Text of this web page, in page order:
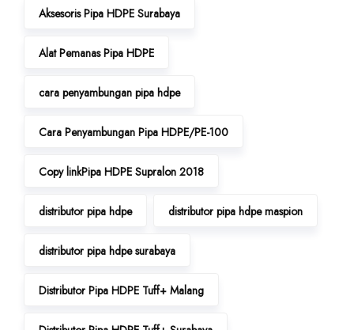
Aksesoris Pipa HDPE Surabaya
Alat Pemanas Pipa HDPE
cara penyambungan pipa hdpe
Cara Penyambungan Pipa HDPE/PE-100
Copy linkPipa HDPE Supralon 2018
distributor pipa hdpe distributor pipa hdpe maspion
distributor pipa hdpe surabaya
Distributor Pipa HDPE Tuff+ Malang